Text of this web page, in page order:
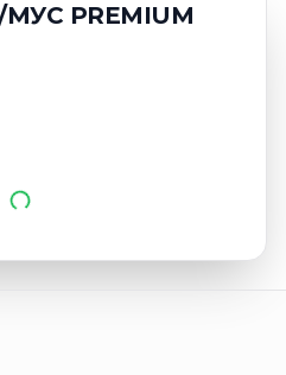
PREMIUM